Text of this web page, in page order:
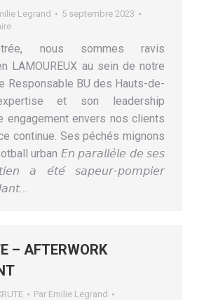
Legrand
5 septembre 2023
nous sommes ravis
LAMOUREUX au sein de notre
Responsable BU des Hauts-de-
et son leadership
engagement envers nos clients
continue. Ses péchés mignons
urban 𝘌𝘯 𝘱𝘢𝘳𝘢𝘭𝘭𝘦̀𝘭𝘦 𝘥𝘦 𝘴𝘦𝘴
𝘢 𝘦́𝘵𝘦́ 𝘴𝘢𝘱𝘦𝘶𝘳-𝘱𝘰𝘮𝘱𝘪𝘦𝘳
– AFTERWORK
Par Emilie Legrand